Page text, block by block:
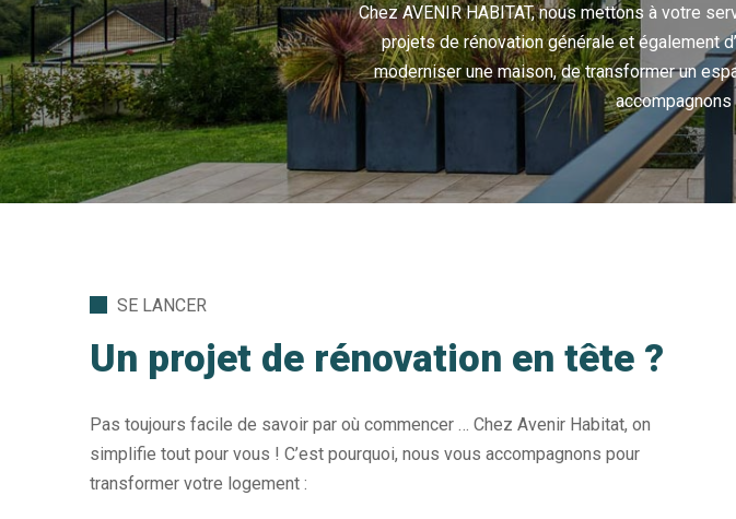
ChezAVENIR HABITAT, nous mettons à votre
projets de rénovation générale et également
moderniser une maison, de transformer un
accompagnons
SE LANCER
Un projet de rénovation en tête ?
Pas toujours facile de savoir par où commencer … Chez Avenir Habitat, on
simplifie tout pour vous ! C’est pourquoi, nous vous accompagnons pour
transformer votre logement :